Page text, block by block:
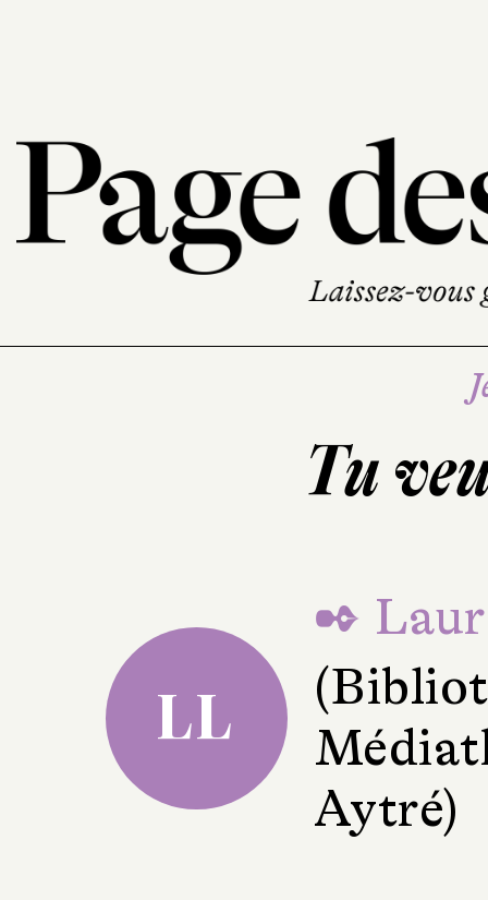
Tu
LL
✒
Aytré)